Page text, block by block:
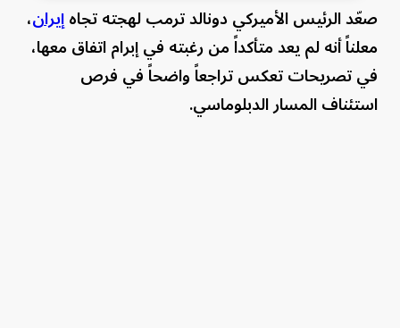
صعّد الرئيس الأميركي دونالد ترمب لهجته تجاهإيران،
معلناً أنه لم يعد متأكداً من رغبته في إبرام اتفاق معها،
في تصريحات تعكس تراجعاً واضحاً في فرص
استئناف المسار الدبلوماسي.